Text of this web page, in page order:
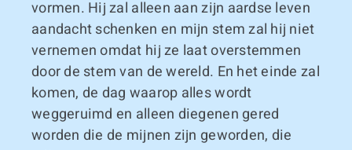
vormen. Hij zal alleen aan zijn aardse leven
aandacht schenken en mijn stem zal hij niet
vernemen omdat hij ze laat overstemmen
door de stem van de wereld. En het einde zal
komen, de dag waarop alles wordt
weggeruimd en alleen diegenen gered
worden die de mijnen zijn geworden, die